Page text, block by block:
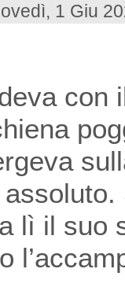
1 Giu
con
lì il suo